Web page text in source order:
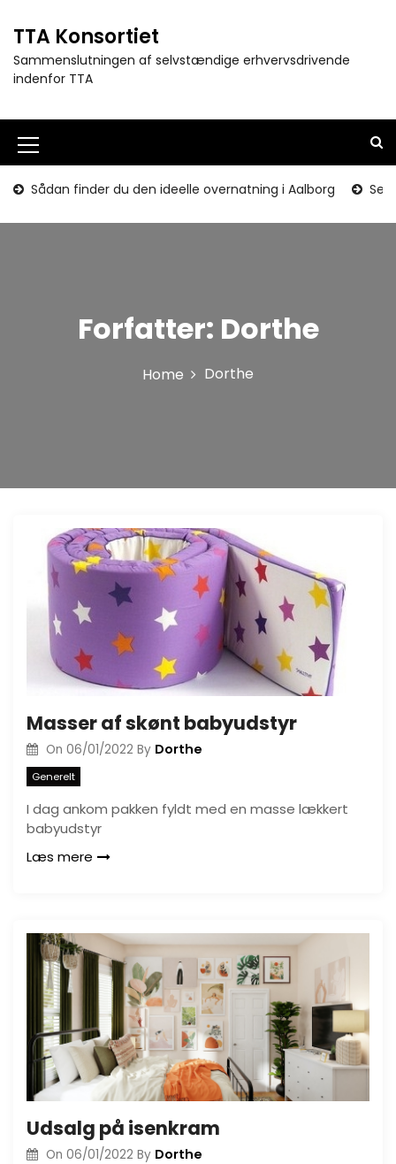
c
n
n
TTA Konsortiet
Sammenslutningen af selvstændige erhvervsdrivende
indenfor TTA
M
e
n
Sådan finder du den ideelle overnatning i Aalborg
Forfatter: Dorthe
Home Dorthe
Masser af skønt babyudstyr
On 06/01/2022 By Dorthe
Generelt
I dag ankom pakken fyldt med en masse lækkert
babyudstyr
Læs mere
Udsalg på isenkram
On 06/01/2022 By Dorthe